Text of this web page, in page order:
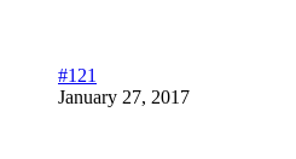
#121
January 27, 2017